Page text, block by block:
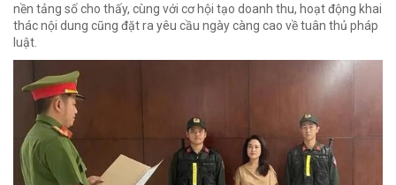
nền tảng số cho thấy, cùng với cơ hội tạo doanh thu, hoạt động khai
thác nội dung cũng đặt ra yêu cầu ngày càng cao về tuân thủ pháp
luật.